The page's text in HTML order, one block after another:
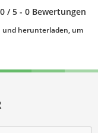
0 / 5 - 0 Bewertungen
und herunterladen, um